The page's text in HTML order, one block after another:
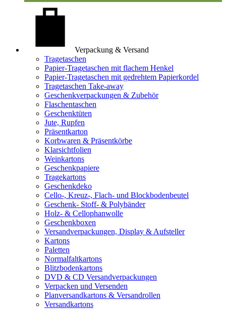
Verpackung & Versand
Tragetaschen
Papier-Tragetaschen mit flachem Henkel
Papier-Tragetaschen mit gedrehtem Papierkordel
Tragetaschen Take-away
Geschenkverpackungen & Zubehör
Flaschentaschen
Geschenktüten
Jute, Rupfen
Präsentkarton
Korbwaren & Präsentkörbe
Klarsichtfolien
Weinkartons
Geschenkpapiere
Tragekartons
Geschenkdeko
Cello-, Kreuz-, Flach- und Blockbodenbeutel
Geschenk- Stoff- & Polybänder
Holz- & Cellophanwolle
Geschenkboxen
Versandverpackungen, Display & Aufsteller
Kartons
Paletten
Normalfaltkartons
Blitzbodenkartons
DVD & CD Versandverpackungen
Verpacken und Versenden
Planversandkartons & Versandrollen
Versandkartons